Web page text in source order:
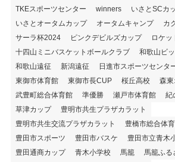
TKEスポーツセンター
winners
いさとSCカ
いさとオータムカップ
オータムキャンプ
カ
サーラ杯2024
ピンクデビルズカップ
ロケ
十四山ミニバスケットボールクラブ
和歌山ビ
和歌山遠征
新潟遠征 日進市スポーツセンタ
東御市体育館
東御市長CUP 桜丘高校
森
武豊町総合体育館
準優勝 瀬戸市体育館
紀
草津カップ
豊明市共生プラザカラット
豊明市共生交流プラザカラット
豊橋市総合体
豊田市スポーツ
豊田市バスケ 豊田市立青木
豊田通商カップ
青木小学校 馬籠
馬籠ふる